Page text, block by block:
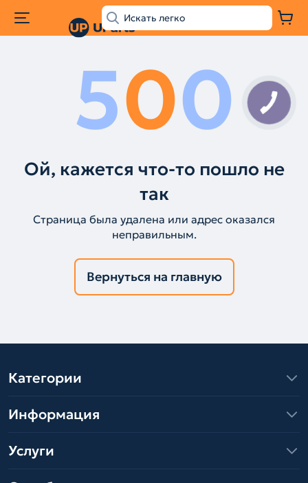
500
Ой, кажется что-то пошло не
так
Страница была удалена или адрес оказался
неправильным.
Вернуться на главную
Категории
Информация
Услуги